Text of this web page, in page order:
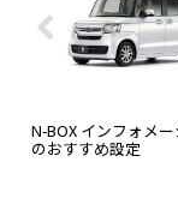
N-BOX インフォメ
のおすすめ設定